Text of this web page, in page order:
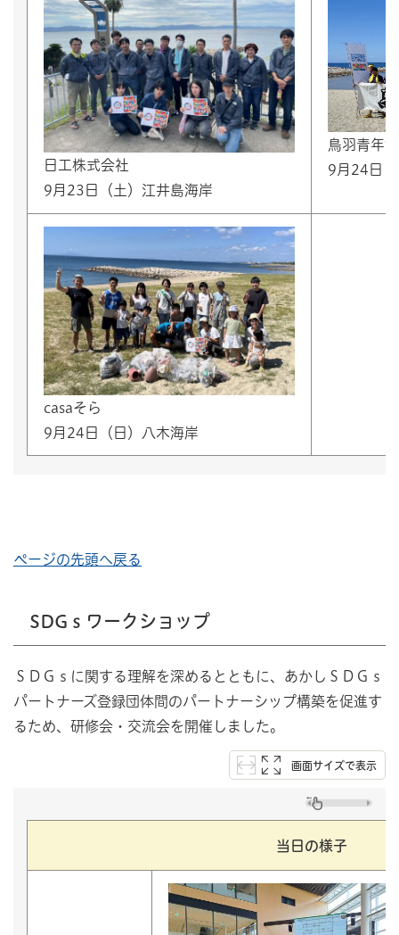
日工株式会社
9月23日（土）江井島海岸
鳥羽青年
9月24日
casaそら
9月24日（日）八木海岸
ページの先頭へ戻る
SDGｓワークショップ
ＳＤＧｓに関する理解を深めるとともに、あかしＳＤＧｓ
パートナーズ登録団体間のパートナーシップ構築を促進す
るため、研修会・交流会を開催しました。
画面サイズで表示
当日の様子